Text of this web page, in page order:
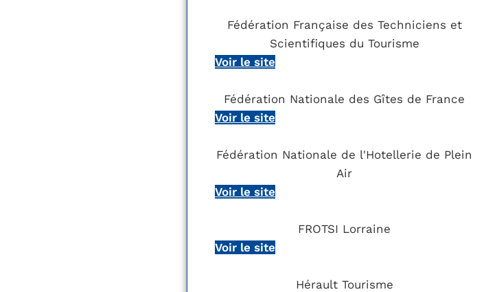
Fédération Française des Techniciens et
Scientifiques du Tourisme
Voir le site
Fédération Nationale des Gîtes de France
Voir le site
Fédération Nationale de l'Hotellerie de Plein
Air
Voir le site
FROTSI Lorraine
Voir le site
Hérault Tourisme